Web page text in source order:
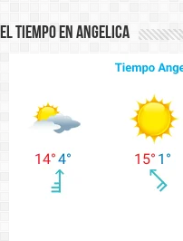
El Tiempo en Angelica